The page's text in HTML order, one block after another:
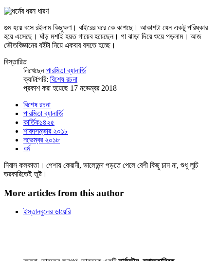
গুম হয়ে বসে রইলাম কিছুক্ষণ। বাইরের ঘরে কে কাশছে। আকাশটা যেন একটু পরিষ্কার
হয়ে এসেছে। ষাঁড় মশাই হয়ত গায়েব হয়েছেন। গা ঝাড়া দিয়ে শুয়ে পড়লাম। আজ
ভৌতবিজ্ঞানের বইটা নিয়ে একবার বসতে হচ্ছে।
বিস্তারিত
লিখেছেনপারমিতা ব্যানার্জি
ক্যাটfগরি: বিশেষ রচনা
প্রকাশ করা হয়েছে 17 নভেম্বর 2018
বিশেষ রচনা
পারমিতা ব্যানার্জি
কার্তিক১৪২৫
শারদসম্ভার ২০১৮
নভেম্বর ২০১৮
ধর্ম
নিবাস কলকাতা। পেশায় কেরানী, ভালোমন্দ পড়তে পেলে বেশী কিছু চান না, শুধু লুচি
তরকারিতেই তুষ্ট।
More articles from this author
ইস্তানবুলের ডায়েরি